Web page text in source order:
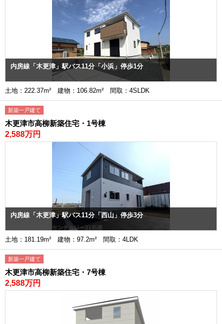
内房線「木更津」駅バス11分「小浜」停歩1分
土地：222.37m² 建物：106.82m² 間取：4SLDK
新築一戸建て
木更津市高柳新築住宅・1号棟
2,588万円
内房線「木更津」駅バス11分「西山」停歩3分
土地：181.19m² 建物：97.2m² 間取：4LDK
新築一戸建て
木更津市高柳新築住宅・7号棟
2,588万円